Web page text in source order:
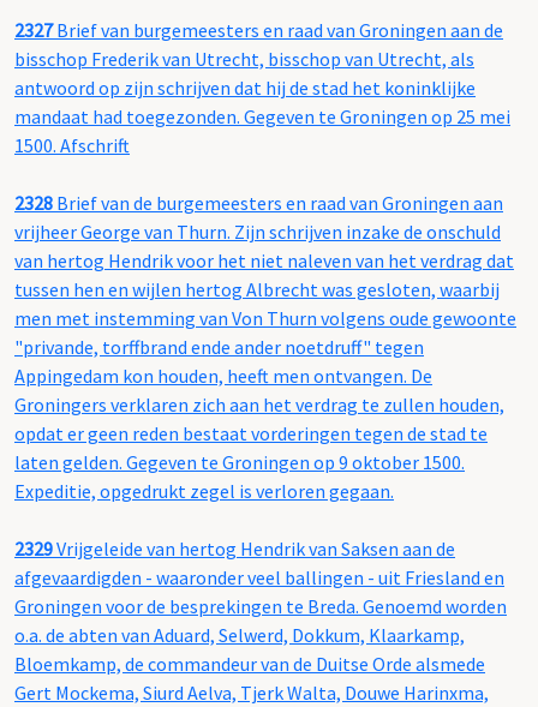
2327Brief van burgemeesters en raad van Groningen aan de
bisschop Frederik van Utrecht, bisschop van Utrecht, als
antwoord op zijn schrijven dat hij de stad het koninklijke
mandaat had toegezonden. Gegeven te Groningen op 25 mei
1500. Afschrift
2328 Brief van de burgemeesters en raad van Groningen aan
vrijheer George van Thurn. Zijn schrijven inzake de onschuld
van hertog Hendrik voor het niet naleven van het verdrag dat
tussen hen en wijlen hertog Albrecht was gesloten, waarbij
men met instemming van Von Thurn volgens oude gewoonte
"privande, torffbrand ende ander noetdruff" tegen
Appingedam kon houden, heeft men ontvangen. De
Groningers verklaren zich aan het verdrag te zullen houden,
opdat er geen reden bestaat vorderingen tegen de stad te
laten gelden. Gegeven te Groningen op 9 oktober 1500.
Expeditie, opgedrukt zegel is verloren gegaan.
2329Vrijgeleide van hertog Hendrik van Saksen aan de
afgevaardigden - waaronder veel ballingen - uit Friesland en
Groningen voor de besprekingen te Breda. Genoemd worden
o.a. de abten van Aduard, Selwerd, Dokkum, Klaarkamp,
Bloemkamp, de commandeur van de Duitse Orde alsmede
Gert Mockema, Siurd Aelva, Tjerk Walta, Douwe Harinxma,